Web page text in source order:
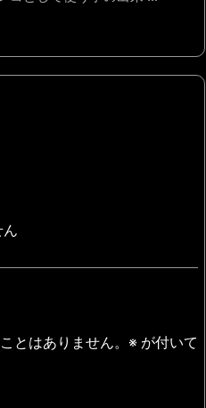
ん
とはありません。 ※ が付いて